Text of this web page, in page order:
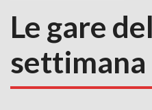
Le gare
settimana